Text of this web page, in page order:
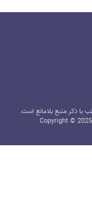
ذکر منبع بلامانع است.
Copyright ©